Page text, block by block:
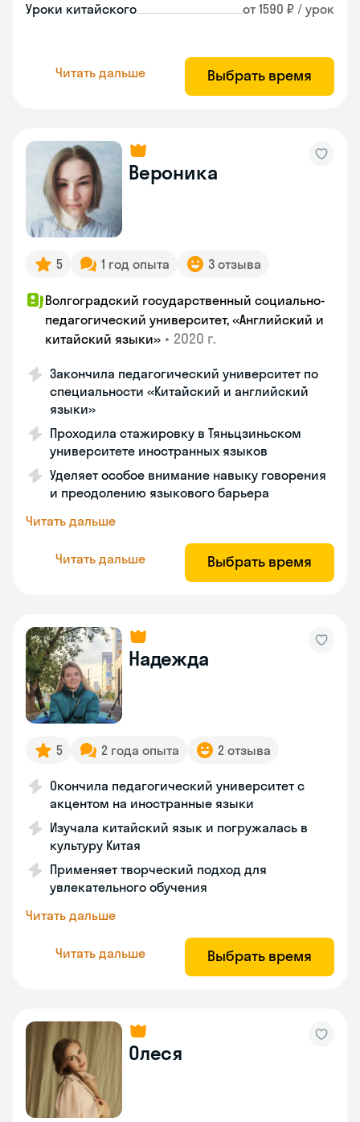
Уроки китайского от 1590 ₽ / урок
Читать дальше Выбрать время
Вероника
5 1 год опыта 3 отзыва
Волгоградский государственный социально-
педагогический университет, «Английский и
китайский языки» • 2020 г.
Закончила педагогический университет по
специальности «Китайский и английский
языки»
Проходила стажировку в Тяньцзиньском
университете иностранных языков
Уделяет особое внимание навыку говорения
и преодолению языкового барьера
Читать дальше
Читать дальше Выбрать время
Надежда
5 2 года опыта 2 отзыва
Окончила педагогический университет с
акцентом на иностранные языки
Изучала китайский язык и погружалась в
культуру Китая
Применяет творческий подход для
увлекательного обучения
Читать дальше
Читать дальше Выбрать время
Олеся